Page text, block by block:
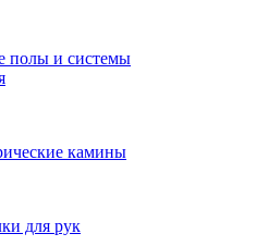
полы и системы
камины
для рук